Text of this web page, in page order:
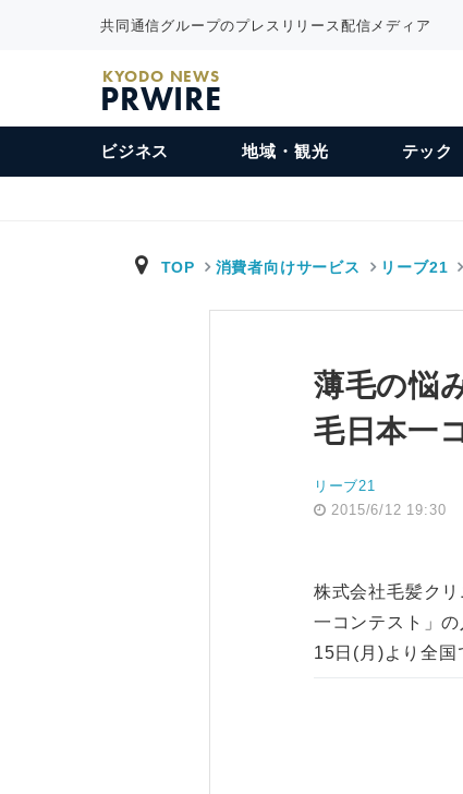
共同通信グループのプレスリリース配信メディア
KYODO NEWS
PRWIRE
ビジネス 地域・観光 テック
TOP 消費者向けサービス リーブ21
薄毛の悩
毛日本一
リーブ21
2015/6/12 19:30
株式会社毛髪ク
一コンテスト」
15日(月)より全国